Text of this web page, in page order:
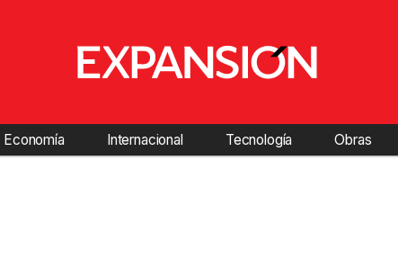
Economía Internacional Tecnología Obras